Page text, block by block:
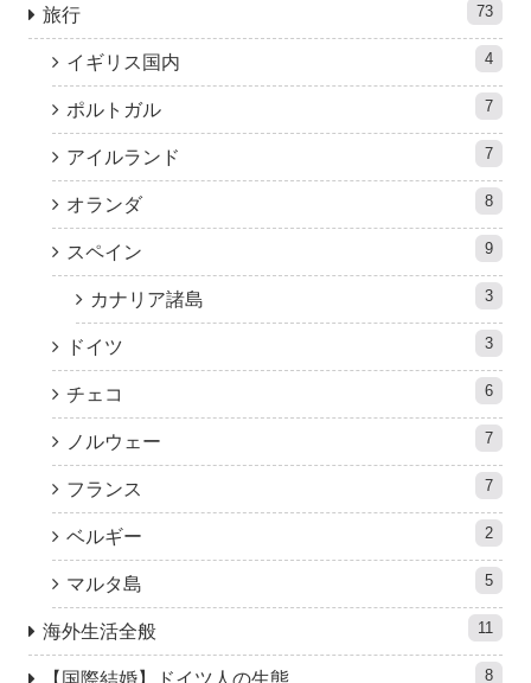
旅行 73
イギリス国内 4
ポルトガル 7
アイルランド 7
オランダ 8
スペイン 9
カナリア諸島 3
ドイツ 3
チェコ 6
ノルウェー 7
フランス 7
ベルギー 2
マルタ島 5
海外生活全般 11
【国際結婚】ドイツ人の生態 8